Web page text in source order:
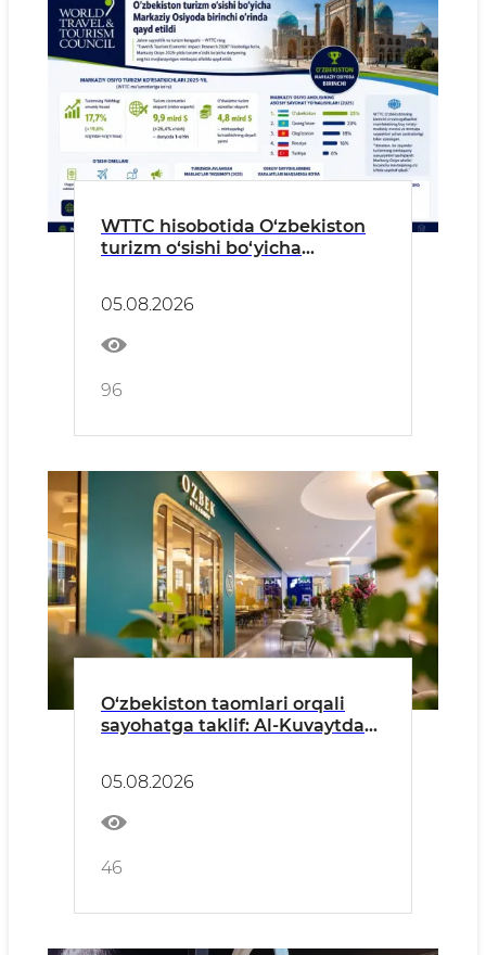
WTTC hisobotida O‘zbekiston
turizm o‘sishi bo‘yicha
05.08.2026
96
O‘zbekiston taomlari orqali
sayohatga taklif: Al-Kuvaytda
05.08.2026
46